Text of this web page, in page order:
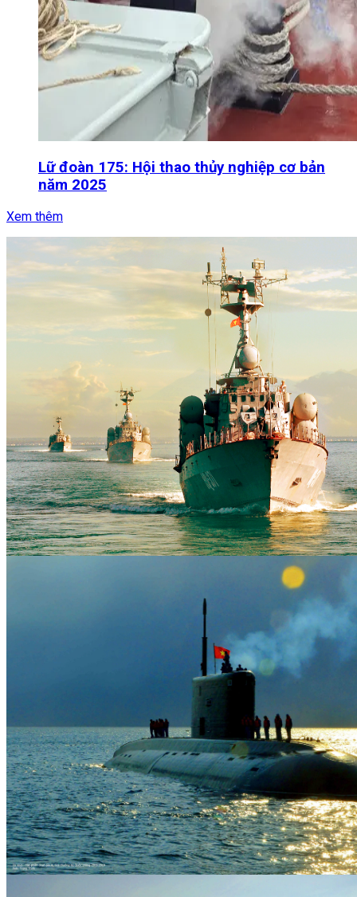
Lữ đoàn 175: Hội thao thủy nghiệp cơ bản
năm 2025
Xem thêm